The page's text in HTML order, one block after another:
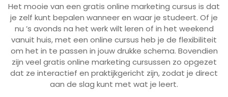
Het mooie van een gratis online marketing cursus is dat
je zelf kunt bepalen wanneer en waar je studeert. Of je
nu ’s avonds na het werk wilt leren of in het weekend
vanuit huis, met een online cursus heb je de flexibiliteit
om het in te passen in jouw drukke schema. Bovendien
zijn veel gratis online marketing cursussen zo opgezet
dat ze interactief en praktijkgericht zijn, zodat je direct
aan de slag kunt met wat je leert.